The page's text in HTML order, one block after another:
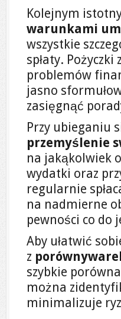
Kolejnym
warunkami
wszystkie
spłaty. Pożyczki z
problemów
jasno
zasięgnąć
Przy ubieganiu
przemyślenie
na jakąkolwiek
wydatki oraz
regularnie
na nadmierne
pewności co do
Aby ułatwić
z
szybkie
można
minimalizuje